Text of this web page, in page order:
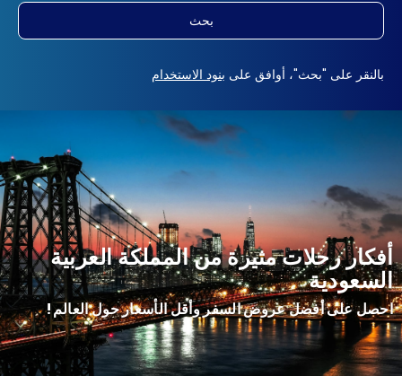
أفكار رحلات مثيرة من المملكة العربية
السعودية
احصل على أفضل عروض السفر وأقل الأسعار حول العالم!
بحث
بالنقر على "بحث"، أوافق على بنود الاستخدام